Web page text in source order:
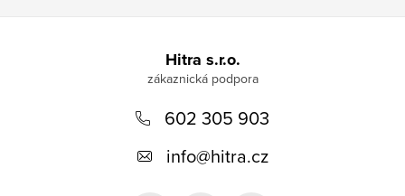
Hitra s.r.o.
602 305 903
info@hitra.cz